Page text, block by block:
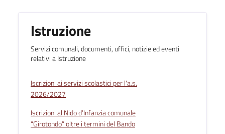
Istruzione
Servizi comunali, documenti, uffici, notizie ed eventi
relativi a Istruzione
Iscrizioni ai servizi scolastici per l'a.s.
2026/2027
Iscrizioni al Nido d’Infanzia comunale
“Girotondo” oltre i termini del Bando